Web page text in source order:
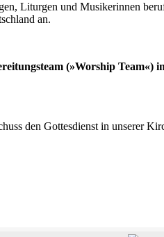
Liturgen und Musikerinnen
an.
(»Worship Team«)
den Gottesdienst in